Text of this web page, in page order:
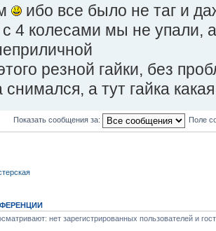
ибо все было не таг и
4 колесами мы не упали, а
резной гайки, без
снимался, а тут гайка
Показать сообщения за: Поле
нет зарегистрированных пользователей и